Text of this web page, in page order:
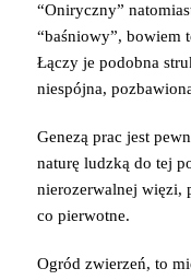
“Oniryczny”
“baśniowy”, bowiem
Łączy je podobna
niespójna,
Genezą prac jest
naturę ludzką do tej
nierozerwalnej więzi,
co pierwotne.
Ogród zwierzeń, to